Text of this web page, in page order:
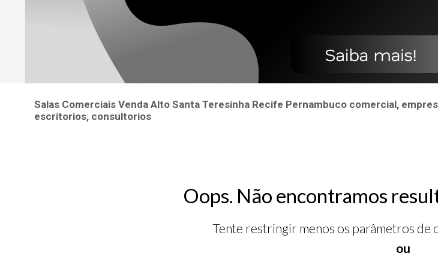
Salas Comerciais Venda Alto Santa Teresinha Recife Pernambuco comercial,
escritorios, consultorios
Oops. Não encontramos
Tente restringir menos os parâmetros de
ou